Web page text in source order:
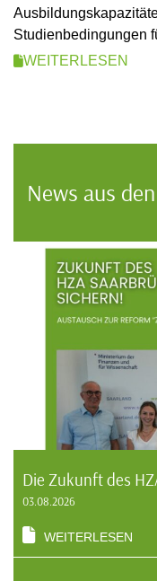
Studienbedingungen
WEITERLESEN
News aus
Die Zukunft des
03.08.2026
WEITERLESEN